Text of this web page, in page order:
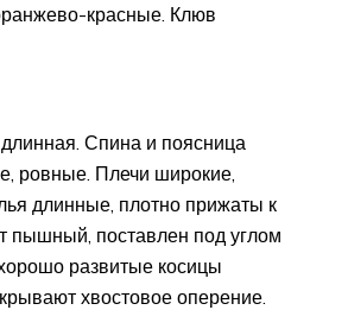
красные. Клюв
Спина и поясница
ровные. Плечи широкие,
длинные, плотно прижаты к
пышный, поставлен под углом
развитые косицы
хвостовое оперение.